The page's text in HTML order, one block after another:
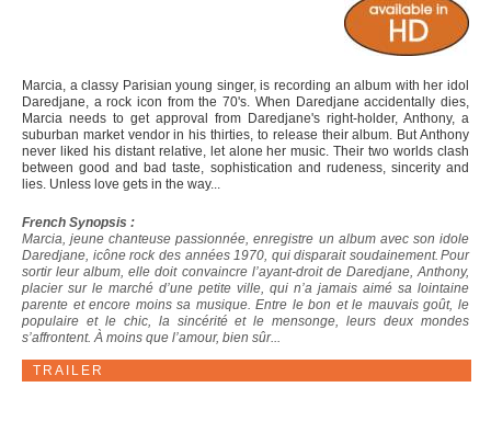
Marcia, a classy Parisian young singer, is recording an album with her idol
Daredjane, a rock icon from the 70's. When Daredjane accidentally dies,
Marcia needs to get approval from Daredjane's right-holder, Anthony, a
suburban market vendor in his thirties, to release their album. But Anthony
never liked his distant relative, let alone her music. Their two worlds clash
between good and bad taste, sophistication and rudeness, sincerity and
lies. Unless love gets in the way...
French Synopsis :
Marcia, jeune chanteuse passionnée, enregistre un album avec son idole
Daredjane, icône rock des années 1970, qui disparait soudainement. Pour
sortir leur album, elle doit convaincre l’ayant-droit de Daredjane, Anthony,
placier sur le marché d’une petite ville, qui n’a jamais aimé sa lointaine
parente et encore moins sa musique. Entre le bon et le mauvais goût, le
populaire et le chic, la sincérité et le mensonge, leurs deux mondes
s’affrontent. À moins que l’amour, bien sûr...
TRAILER